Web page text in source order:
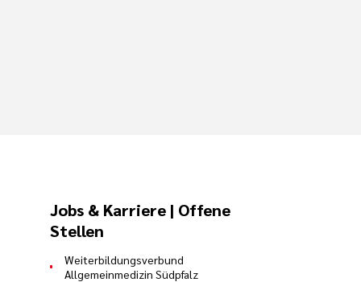
Jobs & Karriere | Offene
Stellen
Weiterbildungsverbund
Allgemeinmedizin Südpfalz